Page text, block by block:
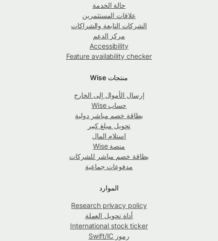
حالة الخدمة
علاقات المستثمرين
الشركات التابعة والشراكات
مركز الدعم
Accessibility
Feature availability checker
منتجات Wise
إرسال الأموال إلى الخارج
حساب Wise
بطاقة خصم مباشر دولية
تحويل مبلغ كبير
استلام المال
منصة Wise
بطاقة خصم مباشر للشركات
مدفوعات جماعية
الموارد
Research privacy policy
أداة تحويل العملة
International stock ticker
رموز Swift/IC